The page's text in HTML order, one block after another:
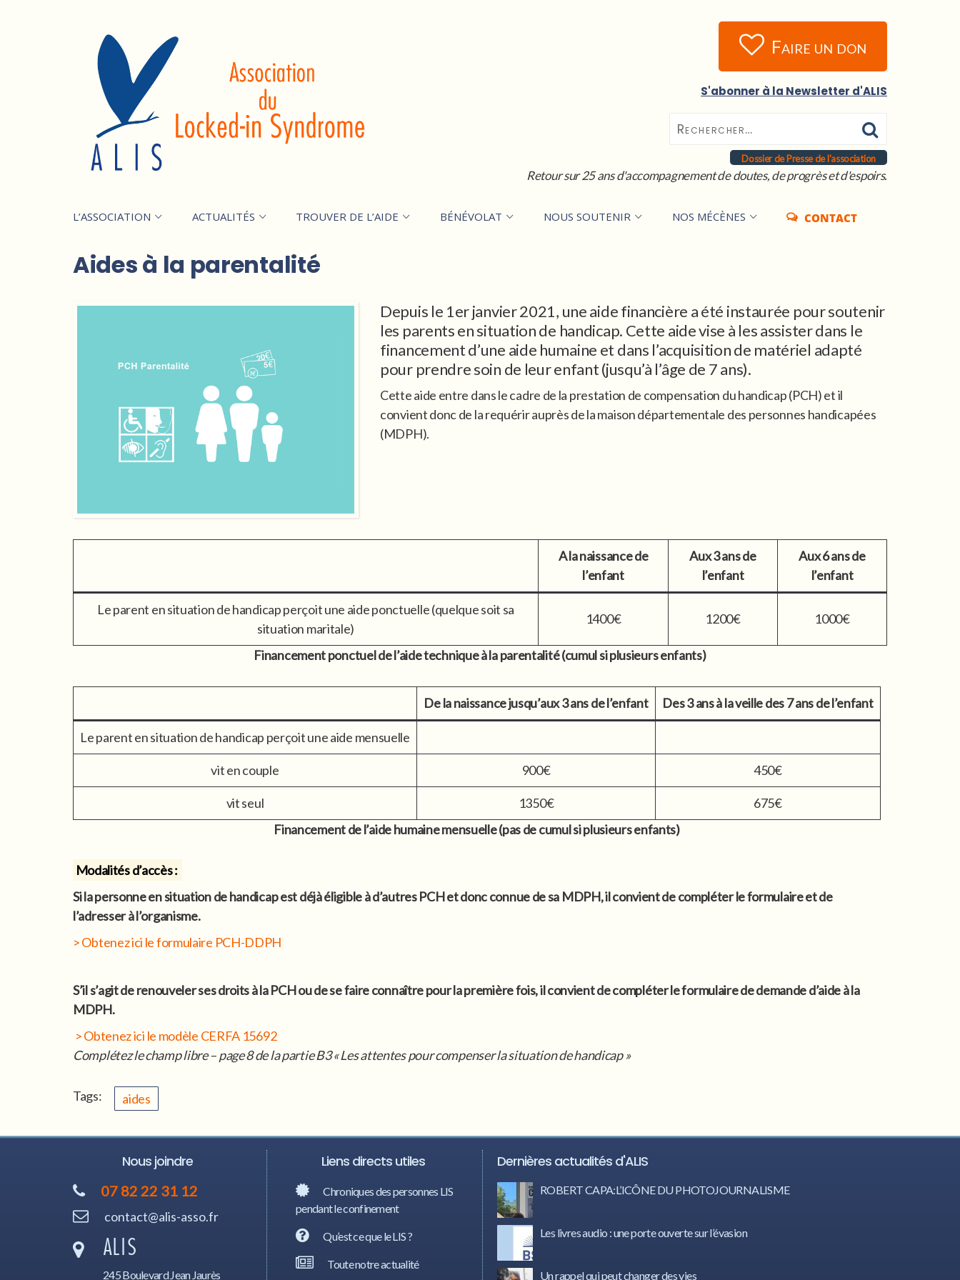
Faire un don
S'abonner à la Newsletter d'ALIS
Dossier de Presse de l'association
Retour sur 25 ans d'accompagnement de doutes, de progrès et d'espoirs.
L’ASSOCIATION ACTUALITÉS TROUVER DE L’AIDE BÉNÉVOLAT NOUS SOUTENIR NOS MÉCÈNES CONTACT
Aides à la parentalité
Depuis le 1er janvier 2021, une aide financière a été instaurée pour soutenir
les parents en situation de handicap. Cette aide vise à les assister dans le
financement d’une aide humaine et dans l’acquisition de matériel adapté
pour prendre soin de leur enfant (jusqu’à l’âge de 7 ans).
Cette aide entre dans le cadre de la prestation de compensation du handicap (PCH) et il
convient donc de la requérir auprès de la maison départementale des personnes handicapées
(MDPH).
A la naissance de
l’enfant
Aux 3 ans de
l’enfant
Aux 6 ans de
l’enfant
Le parent en situation de handicap perçoit une aide ponctuelle (quelque soit sa
situation maritale)
1400€ 1200€ 1000€
Financement ponctuel de l’aide technique à la parentalité (cumul si plusieurs enfants)
De la naissance jusqu’aux 3 ans de l’enfant Des 3 ans à la veille des 7 ans de l’enfant
Le parent en situation de handicap perçoit une aide mensuelle
vit en couple 900€ 450€
vit seul 1350€
675€
Financement de l’aide humaine mensuelle (pas de cumul si plusieurs enfants)
Modalités d’accès :
Si la personne en situation de handicap est déjà éligible à d’autres PCH et donc connue de sa MDPH, il convient de compléter le formulaire et de
l’adresser à l’organisme.
> Obtenez ici le formulaire PCH-DDPH
S’il s’agit de renouveler ses droits à la PCH ou de se faire connaître pour la première fois, il convient de compléter le formulaire de demande d’aide à la
MDPH.
> Obtenez ici le modèle CERFA 15692
Complétez le champ libre – page 8 de la partie B3 « Les attentes pour compenser la situation de handicap »
Tags: aides
Nous joindre
07 82 22 31 12
contact@alis-asso.fr
ALIS
245 Boulevard Jean Jaurès
Liens directs utiles
Chroniques des personnes LIS
pendant le confinement
Qu’est ce que le LIS ?
Toute notre actualité
Dernières actualités d'ALIS
ROBERT CAPA:L’ICÔNE DU PHOTOJOURNALISME
Les livres audio : une porte ouverte sur l’évasion
Un rappel qui peut changer des vies